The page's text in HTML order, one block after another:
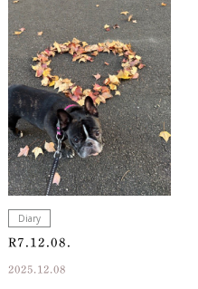
Diary
R7.12.08.
2025.12.08